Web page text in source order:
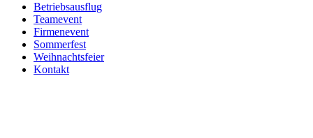
Betriebsausflug
Teamevent
Firmenevent
Sommerfest
Weihnachtsfeier
Kontakt